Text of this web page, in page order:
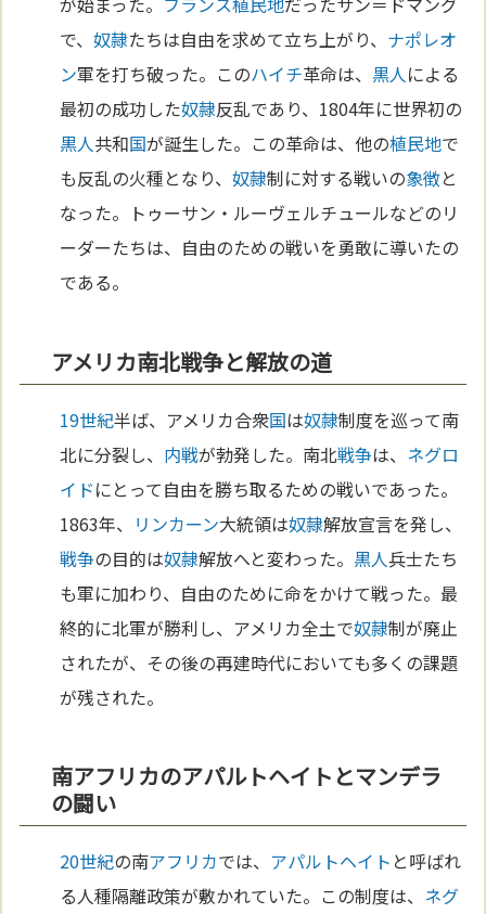
で、奴隷たちは自由を求めて立ち上がり、 ナポレオ
ン軍を打ち破った。このハイチ革命は、 黒人 による
最初の成功した奴隷反乱であり、1804年に世界初の
黒人共和国が誕生した。この革命は、他の植民地で
も反乱の火種となり、奴隷制に対する戦いの象徴と
なった。トゥーサン・ルーヴェルチュールなどのリ
ーダーたちは、自由のための戦いを勇敢に導いたの
である。
アメリカ南北戦争と解放の道
19世紀半ば、アメリカ合衆国は奴隷制度を巡って南
北に分裂し、 内戦が勃発した。南北戦争は、 ネグロ
イドにとって自由を勝ち取るための戦いであった。
1863年、 リンカーン大統領は奴隷解放宣言を発し、
戦争の目的は奴隷解放へと変わった。 黒人兵士たち
も軍に加わり、自由のために命をかけて戦った。最
終的に北軍が勝利し、アメリカ全土で奴隷制が廃止
されたが、その後の再建時代においても多くの課題
が残された。
南アフリカのアパルトヘイトとマンデラ
の闘い
20世紀の南アフリカでは、 アパルトヘイト と呼ばれ
る人種隔離政策が敷かれていた。この制度は、 ネグ